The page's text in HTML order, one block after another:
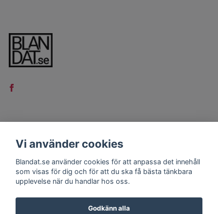
Kontakt
Köpvillkor
Vi använder cookies
Blandat.se använder cookies för att anpassa det innehåll
som visas för dig och för att du ska få bästa tänkbara
upplevelse när du handlar hos oss.
Godkänn alla